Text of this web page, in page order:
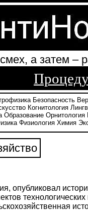
а затем –
Безопасность
Когнитология
Образование Орнитология
Физиология Химия
опубликовал